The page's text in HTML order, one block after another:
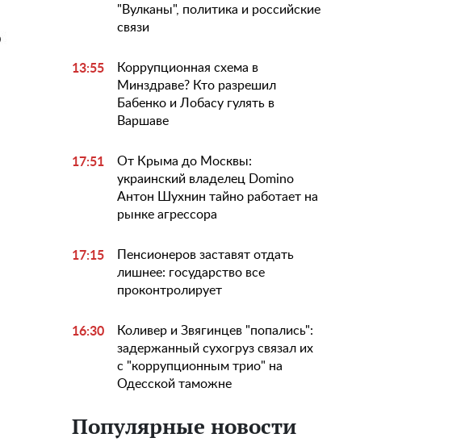
"Вулканы", политика и российские
связи
13:55
Коррупционная схема в
Минздраве? Кто разрешил
Бабенко и Лобасу гулять в
Варшаве
17:51
От Крыма до Москвы:
украинский владелец Domino
Антон Шухнин тайно работает на
рынке агрессора
17:15
Пенсионеров заставят отдать
лишнее: государство все
проконтролирует
16:30
Коливер и Звягинцев "попались":
задержанный сухогруз связал их
с "коррупционным трио" на
Одесской таможне
Популярные новости